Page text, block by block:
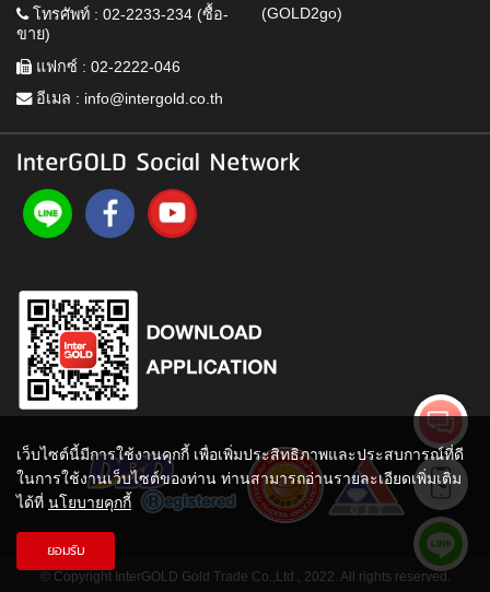
โทรศัพท์ : 02-2233-234 (ซื้อ-
ขาย)
แฟกซ์ : 02-2222-046
อีเมล : info@intergold.co.th
(GOLD2go)
InterGOLD Social Network
© Copyright InterGOLD Gold Trade Co.,Ltd., 2022. All rights reserved.
เว็บไซต์นี้มีการใช้งานคุกกี้ เพื่อเพิ่มประสิทธิภาพและประสบการณ์ที่ดี
ในการใช้งานเว็บไซต์ของท่าน ท่านสามารถอ่านรายละเอียดเพิ่มเติม
ได้ที่ นโยบายคุกกี้
ยอมรับ